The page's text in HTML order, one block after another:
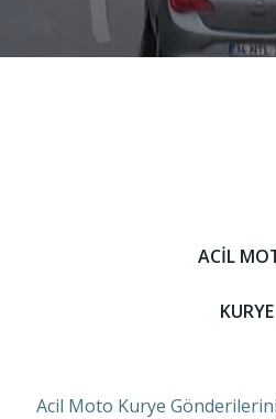
ACİL
KURYE
Acil Moto Kurye